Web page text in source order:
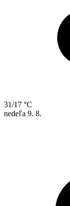
31/17 °C
nedeľa 9. 8.